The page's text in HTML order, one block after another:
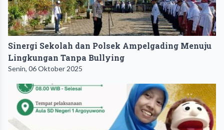
Sinergi Sekolah dan Polsek Ampelgading Menuju
Lingkungan Tanpa Bullying
Senin, 06 Oktober 2025